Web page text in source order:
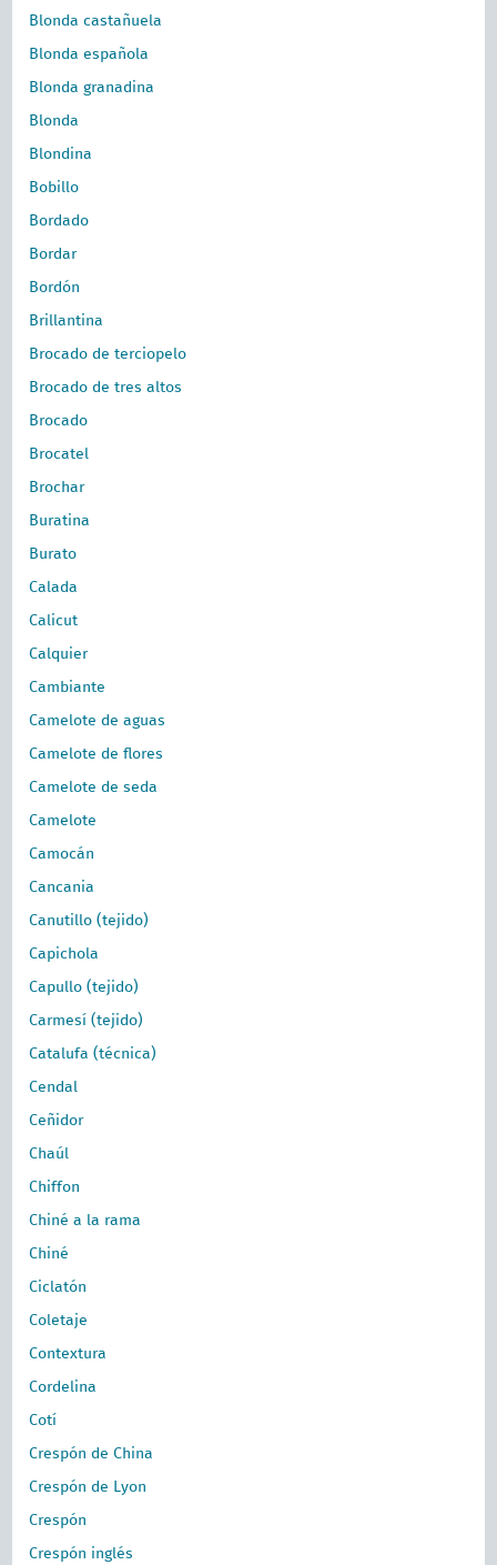
Blonda castañuela
Blonda española
Blonda granadina
Blonda
Blondina
Bobillo
Bordado
Bordar
Bordón
Brillantina
Brocado de terciopelo
Brocado de tres altos
Brocado
Brocatel
Brochar
Buratina
Burato
Calada
Calicut
Calquier
Cambiante
Camelote de aguas
Camelote de flores
Camelote de seda
Camelote
Camocán
Cancania
Canutillo (tejido)
Capichola
Capullo (tejido)
Carmesí (tejido)
Catalufa (técnica)
Cendal
Ceñidor
Chaúl
Chiffon
Chiné a la rama
Chiné
Ciclatón
Coletaje
Contextura
Cordelina
Cotí
Crespón de China
Crespón de Lyon
Crespón
Crespón inglés